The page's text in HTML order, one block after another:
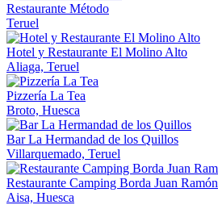
Restaurante Método
Teruel
Hotel y Restaurante El Molino Alto
Aliaga, Teruel
Pizzería La Tea
Broto, Huesca
Bar La Hermandad de los Quillos
Villarquemado, Teruel
Restaurante Camping Borda Juan Ramón
Aisa, Huesca